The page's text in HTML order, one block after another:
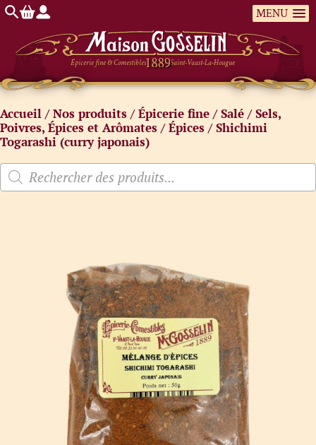
MENU
Épicerie fine & Comestibles Saint-Vaast-La-Hougue
Accueil /Nos produits /Épicerie fine /Salé /Sels,
Poivres, Épices et Arômates /Épices / Shichimi
Togarashi (curry japonais)